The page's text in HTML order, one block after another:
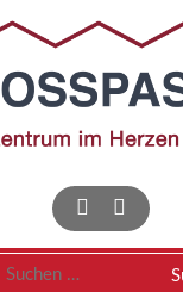
Suchen